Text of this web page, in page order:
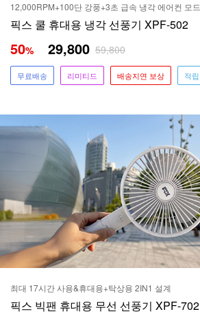
12,000RPM+100단 강풍+3초 급속 냉각 에어컨 모드
픽스 쿨 휴대용 냉각 선풍기 XPF-502
50% 29,800 59,800
무료배송 리미티드 배송지연 보상 적립
최대 17시간 사용&휴대용+탁상용 2IN1 설계
픽스 빅팬 휴대용 무선 선풍기 XPF-702